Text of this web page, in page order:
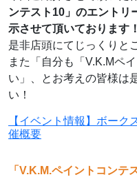
ンテスト10」のエントリ
示させて頂いております！
是非店頭にてじっくりと
また「自分も「V.K.Mペ
い」、とお考えの皆様は
い！
【イベント情報】ボーク
催概要
「V.K.M.ペイントコンテ